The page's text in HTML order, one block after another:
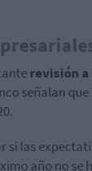
revisión a
señalan
si las
año no se